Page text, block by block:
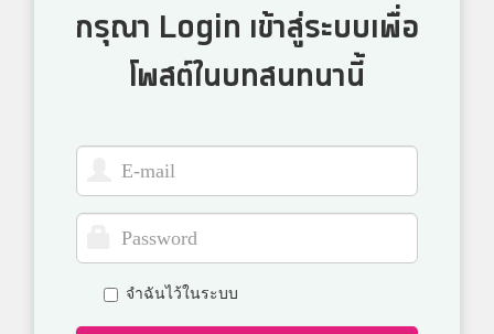
กรุณา Login เข้าสู่ระบบเพื่อ
โพสต์ในบทสนทนานี้
จำฉันไว้ในระบบ